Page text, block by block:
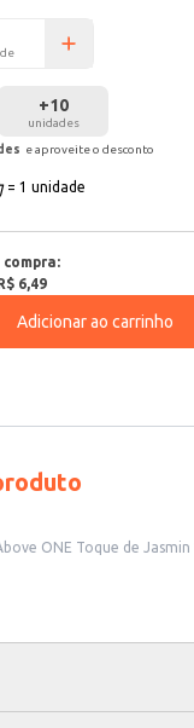
+10
unidades
s e aproveite o desconto
= 1 unidade
compra:
6,49
Adicionar ao carrinho
ONE Toque de Jasmin